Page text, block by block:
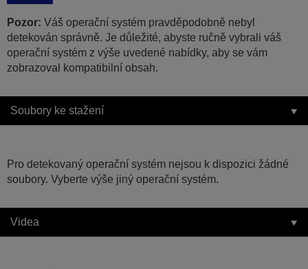
Pozor: Váš operační systém pravděpodobně nebyl
detekován správně. Je důležité, abyste ručně vybrali váš
operační systém z výše uvedené nabídky, aby se vám
zobrazoval kompatibilní obsah.
Soubory ke stažení
Pro detekovaný operační systém nejsou k dispozici žádné
soubory. Vyberte výše jiný operační systém.
Videa